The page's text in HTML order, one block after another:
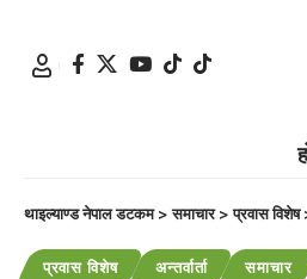
थाइल्याण्ड नेपाल डटकम>समाचार>प्रवास विशेष
प्रवास विशेष अन्तर्वार्ता समाचार